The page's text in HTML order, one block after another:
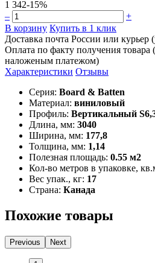
1 342-15%
–
+
В корзину Купить в 1 клик
Доставка почта России или курьер
Оплата по факту получения
наложеным платежом)
Характеристики Отзывы
Серия: Board & Batten
Материал: виниловый
Профиль: Вертикальный
Длина, мм: 3040
Ширина, мм: 177,8
Толщина, мм: 1,14
Полезная площадь: 0.55 м2
Кол-во метров в упаковке,
Вес упак., кг: 17
Страна: Канада
Похожие товары
Previous Next